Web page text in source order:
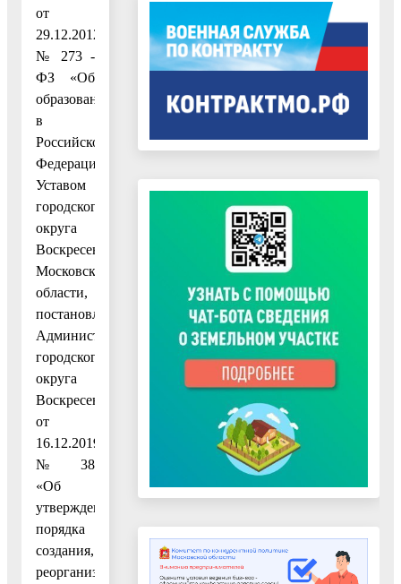
от
29.12.2012
№ 273 -
ФЗ «Об
образовании
в
Российской
Федерации,
Уставом
городского
округа
Воскресенск
Московской
области,
постановлением
Администрации
городского
округа
Воскресенск
от
16.12.2019
№ 38
«Об
утверждении
порядка
создания,
реорганизации,